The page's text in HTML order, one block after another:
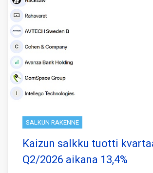
SALKUN RAKENNE
Kaizun salkku tuotti
Q2/2026 aikana 13,4%